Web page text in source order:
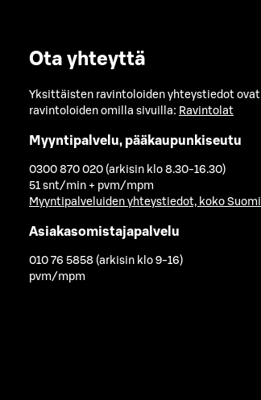
Ota yhteyttä
Yksittäisten ravintoloiden yhteystiedot ovat
ravintoloiden omilla sivuilla: Ravintolat
Myyntipalvelu, pääkaupunkiseutu
0300 870 020 (arkisin klo 8.30-16.30)
51 snt/min + pvm/mpm
Myyntipalveluiden yhteystiedot, koko Suomi
Asiakasomistajapalvelu
010 76 5858 (arkisin klo 9-16)
pvm/mpm